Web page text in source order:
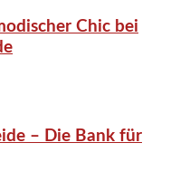
Chic bei
– Die Bank für